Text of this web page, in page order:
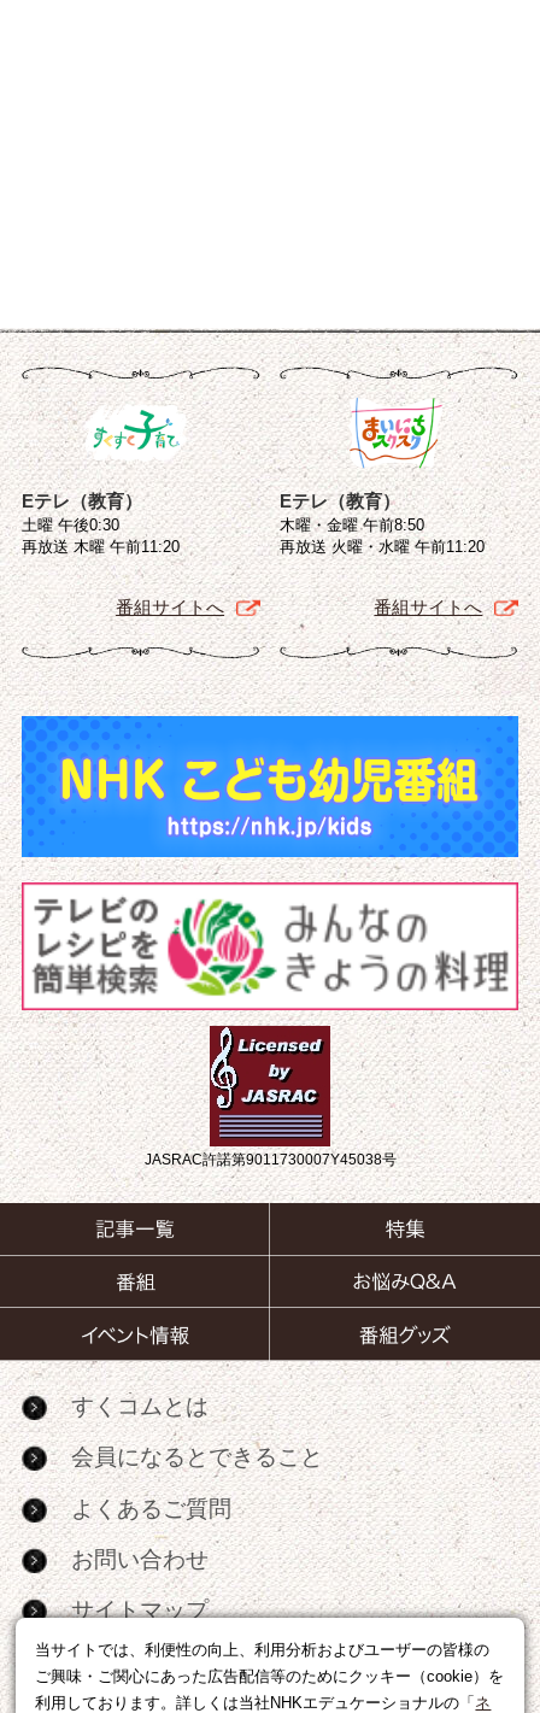
当サイトでは、利便性の向上、利用分析およびユーザーの皆様の
ご興味・ご関心にあった広告配信等のためにクッキー（cookie）を
利用しております。詳しくは当社NHKエデュケーショナルの「 ネ
Eテレ（教育）
土曜 午後0:30
再放送 木曜 午前11:20
番組サイトへ
Eテレ（教育）
木曜・金曜 午前8:50
再放送 火曜・水曜 午前11:20
番組サイトへ
JASRAC許諾第9011730007Y45038号
すくコムとは
会員になるとできること
よくあるご質問
お問い合わせ
サイトマップ
RSS